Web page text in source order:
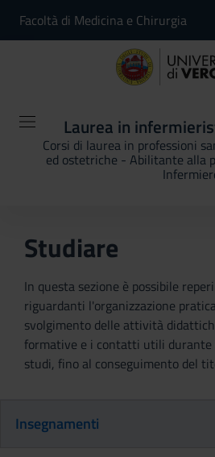
Facoltà di Medicina e Chirurgia
Laurea in
Corsi di laurea in professioni
ed ostetriche - Abilitante alla
Studiare
In questa sezione è possibile
riguardanti l'organizzazione
svolgimento delle attività
formative e i contatti utili durante
studi, fino al conseguimento del
Insegnamenti